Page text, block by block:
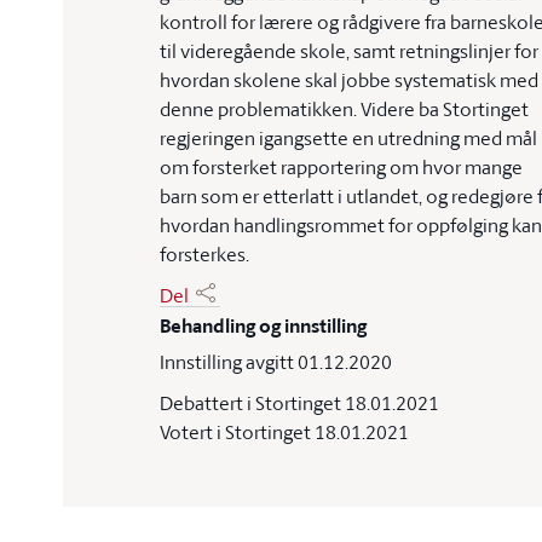
kontroll for lærere og rådgivere fra barneskole
til videregående skole, samt retningslinjer for
hvordan skolene skal jobbe systematisk med
denne problematikken. Videre ba Stortinget
regjeringen igangsette en utredning med mål
om forsterket rapportering om hvor mange
barn som er etterlatt i utlandet, og redegjøre
hvordan handlingsrommet for oppfølging kan
forsterkes.
Del
Behandling og innstilling
Innstilling avgitt 01.12.2020
Debattert i Stortinget 18.01.2021
Votert i Stortinget 18.01.2021